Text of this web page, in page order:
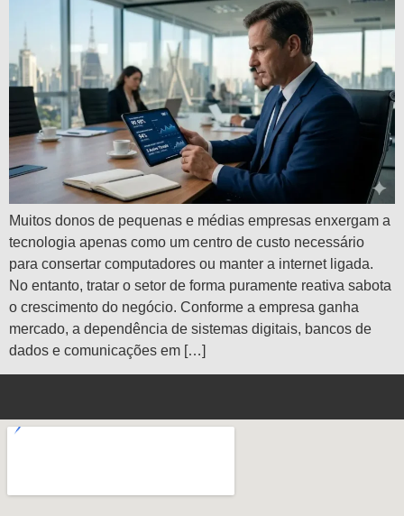
Muitos donos de pequenas e médias empresas enxergam a
tecnologia apenas como um centro de custo necessário
para consertar computadores ou manter a internet ligada.
No entanto, tratar o setor de forma puramente reativa sabota
o crescimento do negócio. Conforme a empresa ganha
mercado, a dependência de sistemas digitais, bancos de
dados e comunicações em […]